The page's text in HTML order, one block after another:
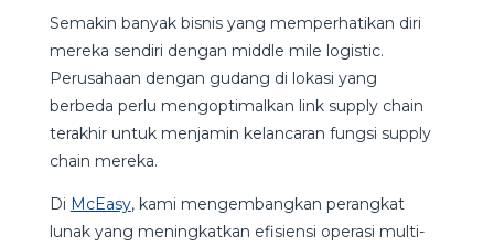
Semakin banyak bisnis yang memperhatikan diri
mereka sendiri dengan middle mile logistic.
Perusahaan dengan gudang di lokasi yang
berbeda perlu mengoptimalkan link supply chain
terakhir untuk menjamin kelancaran fungsi supply
chain mereka.
Di McEasy, kami mengembangkan perangkat
lunak yang meningkatkan efisiensi operasi multi-